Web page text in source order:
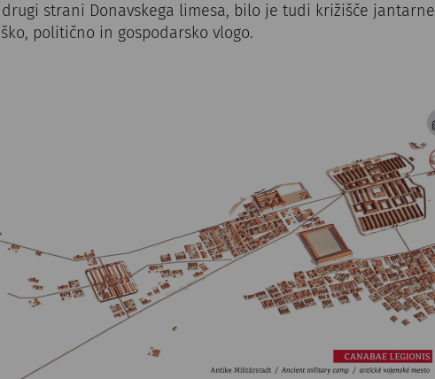
strani Donavskega limesa, bilo je tudi križišče jantarne
politično in gospodarsko vlogo.